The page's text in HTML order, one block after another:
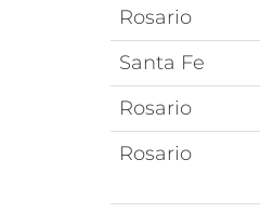
Rosario
Santa Fe
Rosario
Rosario